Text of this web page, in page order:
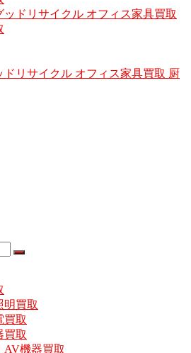
ッドリサイクル オフィス家具買取
ドリサイクル オフィス家具買取 厨
明買取
買取
買取
AV機器買取